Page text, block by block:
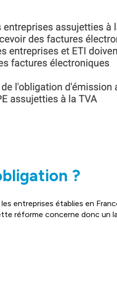
?
entreprises établies en
réforme concerne donc un